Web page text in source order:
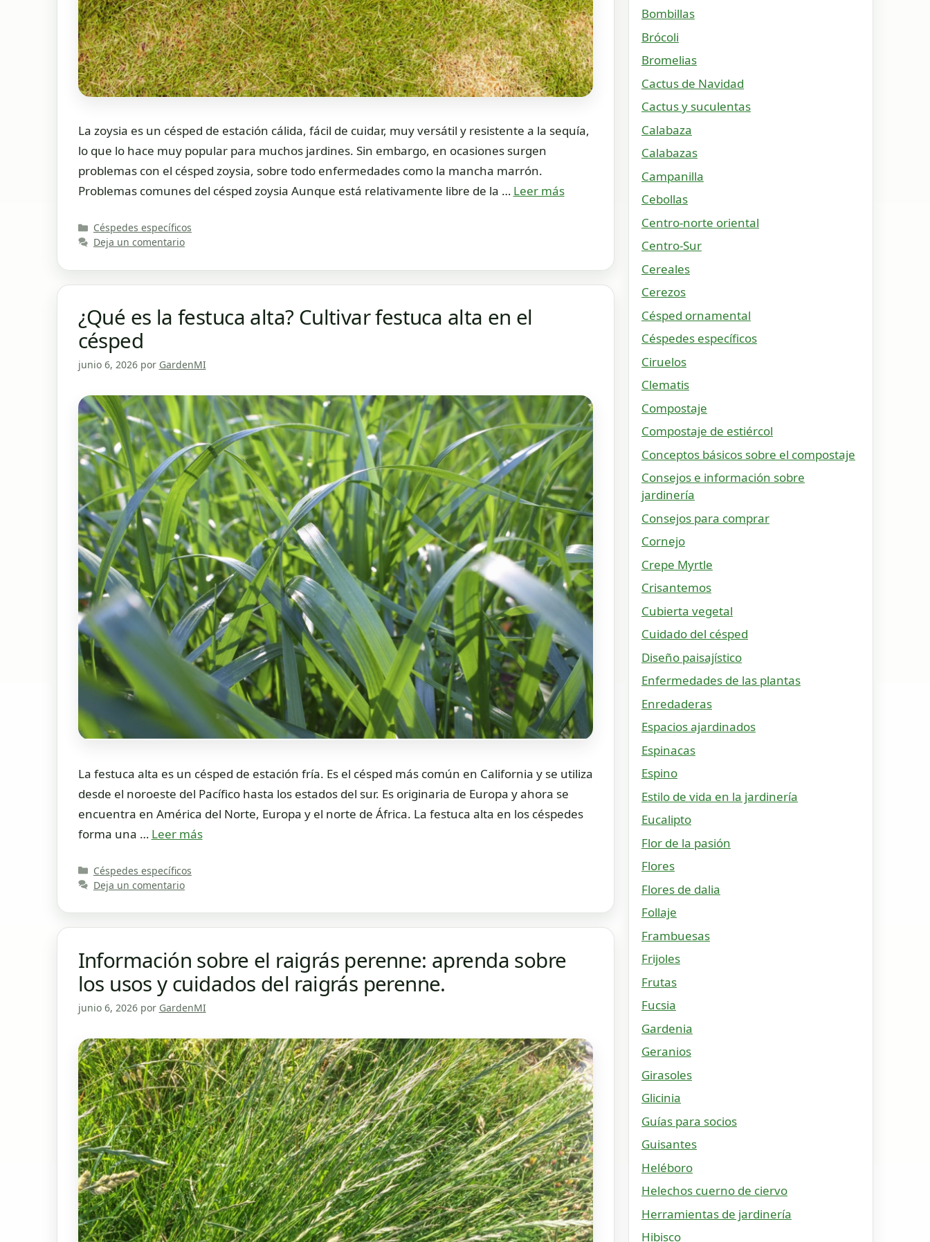
La zoysia es un césped de estación cálida, fácil de cuidar, muy versátil y resistente a la sequía,
lo que lo hace muy popular para muchos jardines. Sin embargo, en ocasiones surgen
problemas con el césped zoysia, sobre todo enfermedades como la mancha marrón.
Problemas comunes del césped zoysia Aunque está relativamente libre de la … Leer más
Categorías
Céspedes específicos
Deja un comentario
¿Qué es la festuca alta? Cultivar festuca alta en el
césped
junio 6, 2026 por GardenMI
La festuca alta es un césped de estación fría. Es el césped más común en California y se utiliza
desde el noroeste del Pacífico hasta los estados del sur. Es originaria de Europa y ahora se
encuentra en América del Norte, Europa y el norte de África. La festuca alta en los céspedes
forma una … Leer más
Categorías
Céspedes específicos
Deja un comentario
Información sobre el raigrás perenne: aprenda sobre
los usos y cuidados del raigrás perenne.
junio 6, 2026 por GardenMI
Bombillas
Brócoli
Bromelias
Cactus de Navidad
Cactus y suculentas
Calabaza
Calabazas
Campanilla
Cebollas
Centro-norte oriental
Centro-Sur
Cereales
Cerezos
Césped ornamental
Céspedes específicos
Ciruelos
Clematis
Compostaje
Compostaje de estiércol
Conceptos básicos sobre el compostaje
Consejos e información sobre
jardinería
Consejos para comprar
Cornejo
Crepe Myrtle
Crisantemos
Cubierta vegetal
Cuidado del césped
Diseño paisajístico
Enfermedades de las plantas
Enredaderas
Espacios ajardinados
Espinacas
Espino
Estilo de vida en la jardinería
Eucalipto
Flor de la pasión
Flores
Flores de dalia
Follaje
Frambuesas
Frijoles
Frutas
Fucsia
Gardenia
Geranios
Girasoles
Glicinia
Guías para socios
Guisantes
Heléboro
Helechos cuerno de ciervo
Herramientas de jardinería
Hibisco